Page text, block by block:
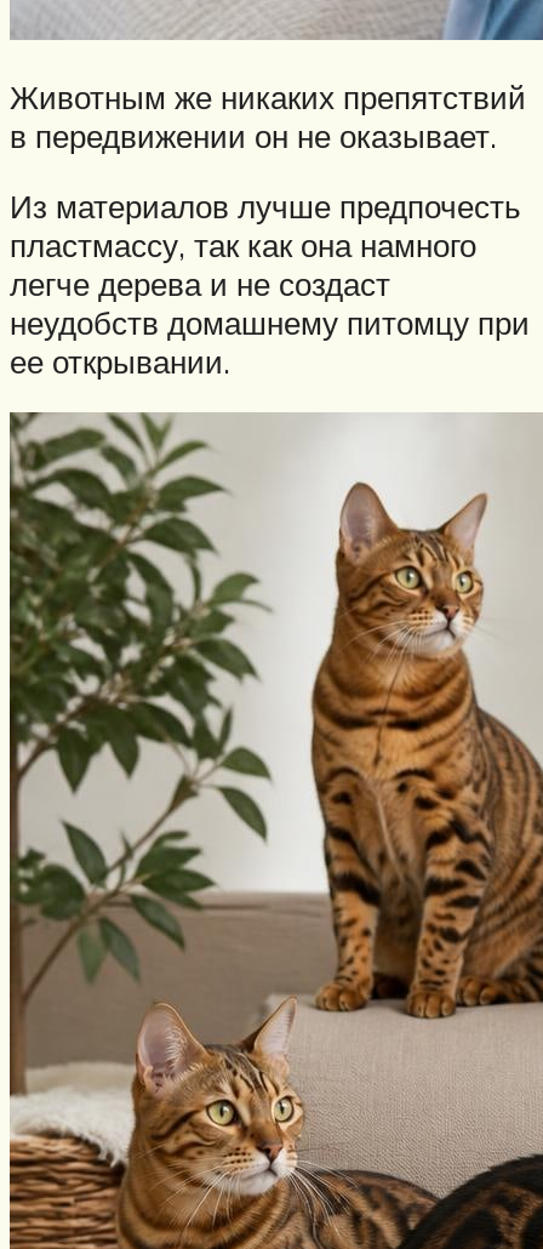
Животным же никаких препятствий
в передвижении он не оказывает.
Из материалов лучше предпочесть
пластмассу, так как она намного
легче дерева и не создаст
неудобств домашнему питомцу при
ее открывании.